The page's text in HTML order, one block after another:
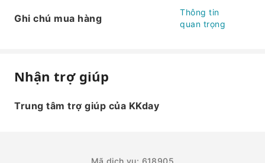
Ghi chú mua hàng
Thông tin
quan trọng
Nhận trợ giúp
Trung tâm trợ giúp của KKday
Mã dịch vụ: 618905